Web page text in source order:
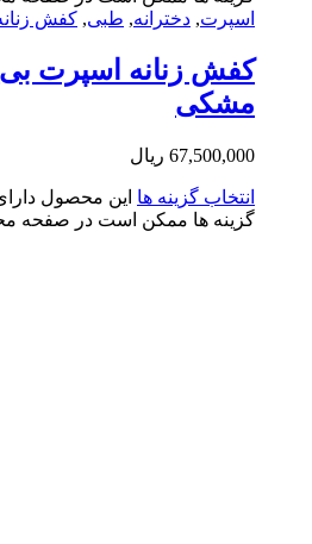
دخترانه, طبی کفش زنانه,کفش
ریال
گزینه ها این محصول دارای انواع
ها ممکن است در صفحه محصول